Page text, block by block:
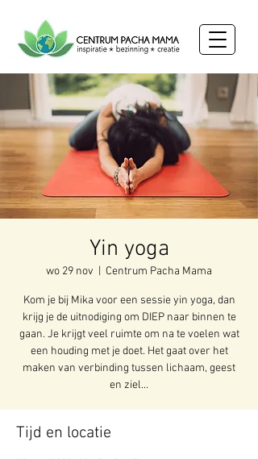
Yin yoga
wo 29 nov Centrum Pacha Mama
Kom je bij Mika voor een sessie yin yoga, dan
krijg je de uitnodiging om DIEP naar binnen te
gaan. Je krijgt veel ruimte om na te voelen wat
een houding met je doet. Het gaat over het
maken van verbinding tussen lichaam, geest
en ziel...
Tijd en locatie